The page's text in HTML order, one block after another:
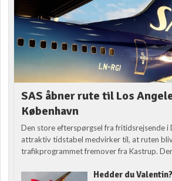
SAS åbner rute til Los
København
Den store efterspørgsel fra fritidsrejsende i
attraktiv tidstabel medvirker til, at ruten
trafikprogrammet fremover fra Kastrup.
Hedder du